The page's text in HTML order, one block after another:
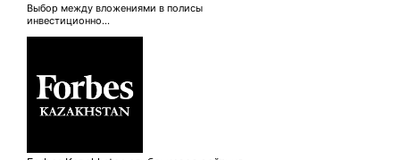
Выбор между вложениями в полисы
инвестиционно...